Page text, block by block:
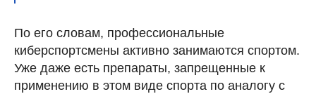
По его словам, профессиональные
киберспортсмены активно занимаются спортом.
Уже даже есть препараты, запрещенные к
применению в этом виде спорта по аналогу с